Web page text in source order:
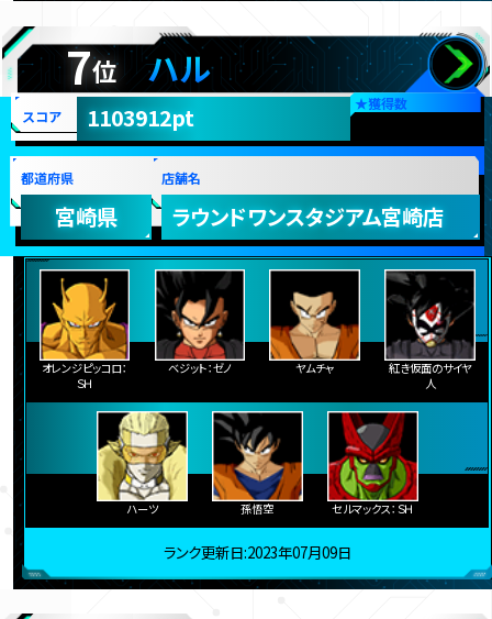
7位 ハル
★獲得数
スコア 1103912pt
都道府県
宮崎県
店舗名
ラウンドワンスタジアム宮崎店
オレンジピッコロ：
ＳＨ
ベジット：ゼノ ヤムチャ
紅き仮面のサイヤ
人
ハーツ 孫悟空 セルマックス：ＳＨ
ランク更新日:2023年07月09日